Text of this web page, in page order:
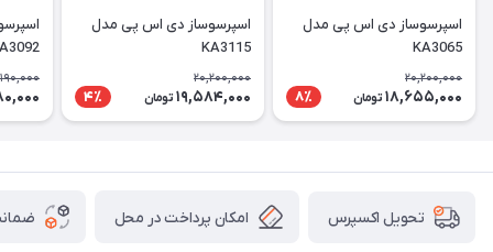
اسپرسوساز دی اس پی مدل
KA3065
20,200,000
18,655,000 تومان 8٪
اسپرسوساز دی اس پی مدل
KA3115
20,200,000
19,584,000 تومان 4٪
تحویل اکسپرس امکان پرداخت در محل